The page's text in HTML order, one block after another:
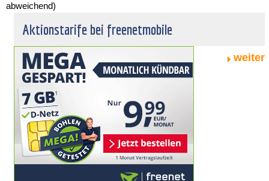
abweichend)
Aktionstarife bei freenetmobile
weiter